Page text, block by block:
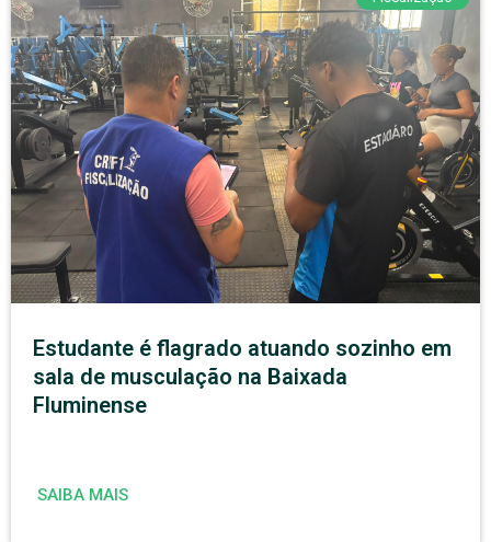
Estudante é flagrado atuando sozinho em
sala de musculação na Baixada
Fluminense
SAIBA MAIS